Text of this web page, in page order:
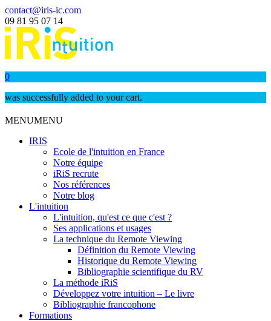
contact@iris-ic.com
09 81 95 07 14
0
was successfully added to your cart.
MENUMENU
IRIS
Ecole de l'intuition en France
Notre équipe
iRiS recrute
Nos références
Notre blog
L'intuition
L'intuition, qu'est ce que c'est ?
Ses applications et usages
La technique du Remote Viewing
Définition du Remote Viewing
Historique du Remote Viewing
Bibliographie scientifique du RV
La méthode iRiS
Développez votre intuition – Le livre
Bibliographie francophone
Formations